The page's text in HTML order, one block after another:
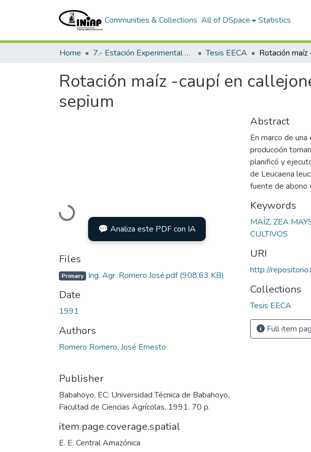
Communities & Collections All of DSpace Statistics
Home 7.- Estación Experimental Central Amazónica Tesis EECA
Rotación maíz -caupí en
sepium
Loading...
💬 Analiza este PDF con IA
Files
Primary Ing. Agr. Romero José.pdf(908.63 KB)
Date
1991
Authors
Romero Romero, José Ernesto
Publisher
Babahoyo, EC: Universidad Técnica de Babahoyo,
Facultad de Ciencias Agrícolas, 1991. 70 p.
item.page.coverage.spatial
E. E. Central Amazónica
Abstract
En marco de
producción
planificó y
de Leucaena
fuente de abono
Keywords
MAÍZ, ZEA
CULTIVOS
URI
http://
Collections
Tesis EECA
Full item